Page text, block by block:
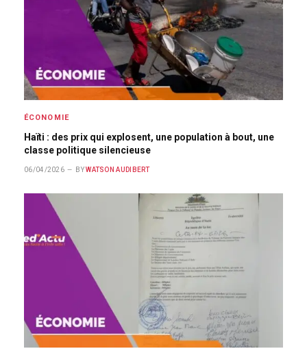
ÉCONOMIE
Haïti : des prix qui explosent, une population à bout, une
classe politique silencieuse
06/04/2026 BY WATSON AUDIBERT